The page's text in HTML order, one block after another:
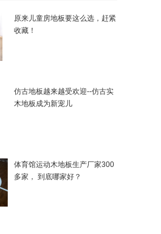
原来儿童房地板要这么选，赶紧
收藏！
仿古地板越来越受欢迎--仿古实
木地板成为新宠儿
体育馆运动木地板生产厂家300
多家， 到底哪家好？